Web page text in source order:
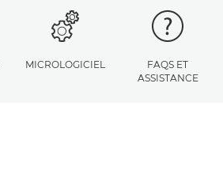
MICROLOGICIEL
FAQS ET
ASSISTANCE